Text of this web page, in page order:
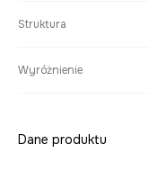
Struktura
Wyróżnienie
Dane produktu